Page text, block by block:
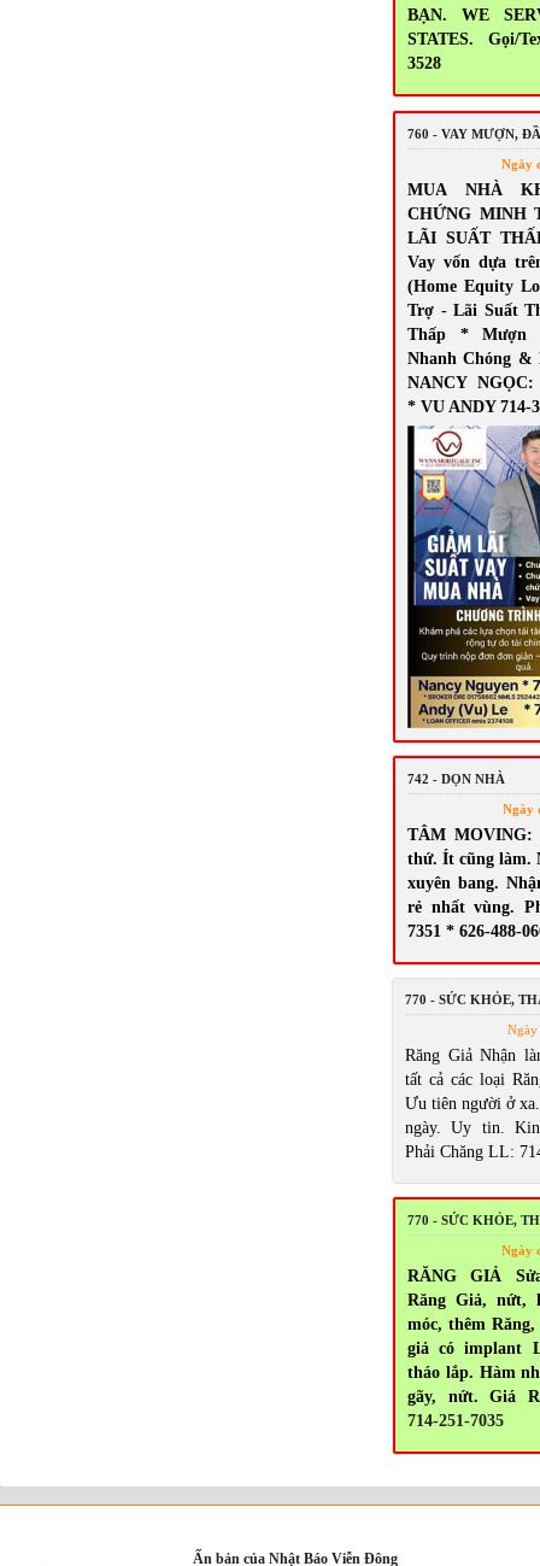
BẠN. WE
STATES. Gọi/
3528
760 - VAY MƯỢN,
Ngày
MUA NHÀ
CHỨNG MINH
LÃI SUẤT
Vay vốn dựa
(Home Equity
Trợ - Lãi Suất
Thấp * Mượn
Nhanh Chóng &
NANCY NGỌC:
* VU ANDY 714-
742 - DỌN NHÀ
Ngày
TÂM MOVING:
thứ. Ít cũng làm.
xuyên bang.
rẻ nhất vùng.
7351 * 626-488-
770 - SỨC KHỎE,
Ngày
Răng Giả Nhận
tất cả các loại
Ưu tiên người ở
ngày. Uy tin.
Phải Chăng LL:
770 - SỨC KHỎE,
Ngày
RĂNG GIẢ
Răng Giả, nứt,
móc, thêm
giả có implant
tháo lắp. Hàm
gãy, nứt. Giá
714-251-7035
Ấn bản của Nhật Báo Viễn Đông